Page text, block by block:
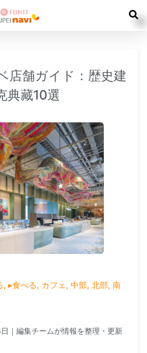
店舗ガイド：歴史建
典藏10選
, ▸食べる, カフェ , 中部, 北部, 南
｜編集チームが情報を整理・更新